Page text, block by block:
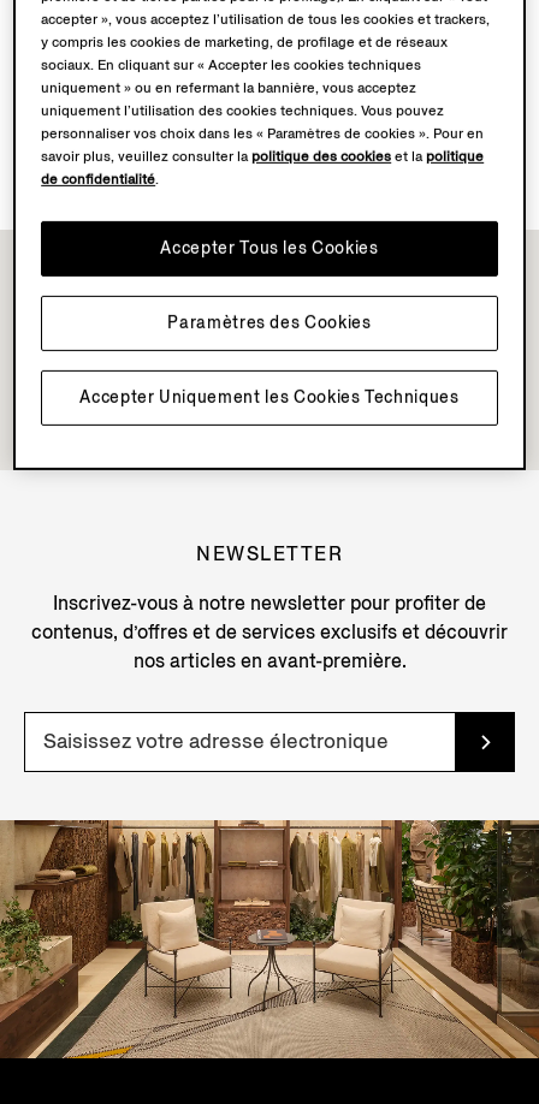
Découvrez l’univers Su Misura
Réservez votre Expérience Vellus Aureum
NEWSLETTER
Inscrivez-vous à notre newsletter pour profiter de
contenus, d’offres et de services exclusifs et découvrir
nos articles en avant-première.
accepter », vous acceptez l’utilisation de tous les cookies et trackers,
y compris les cookies de marketing, de profilage et de réseaux
sociaux. En cliquant sur « Accepter les cookies techniques
uniquement » ou en refermant la bannière, vous acceptez
uniquement l’utilisation des cookies techniques. Vous pouvez
personnaliser vos choix dans les « Paramètres de cookies ». Pour en
savoir plus, veuillez consulter lapolitique des cookies et lapolitique
de confidentialité.
Accepter Uniquement les Cookies Techniques
Accepter Tous les Cookies
Paramètres des Cookies